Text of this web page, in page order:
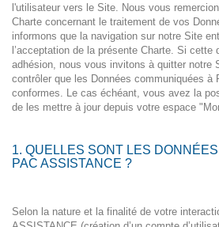
l'utilisateur vers le Site. Nous vous
Charte concernant le traitement de vos
informons que la navigation sur notre Site
l’acceptation de la présente Charte. Si cette
adhésion, nous vous invitons à quitter notre
contrôler que les Données communiquées à
conformes. Le cas échéant, vous avez la
de les mettre à jour depuis votre espace
1. QUELLES SONT LES
PAC ASSISTANCE ?
Selon la nature et la finalité de votre